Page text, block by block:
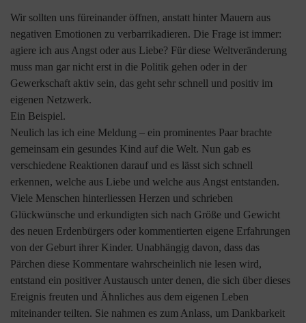
Wir sollten uns füreinander öffnen, anstatt hinter Mauern aus
negativen Emotionen zu verbarrikadieren. Die Frage ist immer:
agiere ich aus Angst oder aus Liebe? Für diese Weltveränderung
muss man gar nicht erst in die Politik gehen oder in der
Gewerkschaft aktiv sein, das geht sehr schnell und positiv im
eigenen Netzwerk.
Ein Beispiel.
Neulich las ich eine Meldung – ein prominentes Paar brachte
gemeinsam ein gesundes Kind auf die Welt. Nun gab es
verschiedene Reaktionen darauf und es lässt sich schnell
erkennen, welche aus Liebe und welche aus Angst entstanden.
Viele Menschen hinterliessen Herzen und schrieben
Glückwünsche und erkundigten sich nach Größe und Gewicht
des neuen Erdenbürgers oder kommentierten eigene Erfahrungen
von der Geburt ihrer Kinder. Unabhängig davon, dass das
Pärchen diese Kommentare wahrscheinlich nie lesen wird,
entstand ein positiver Austausch unter denen, die sich über dieses
Ereignis freuten und Ähnliches aus dem eigenen Leben
miteinander teilten. Sie nahmen es zum Anlass, um Dankbarkeit